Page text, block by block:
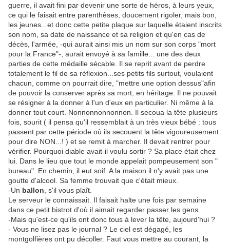
guerre, il avait fini par devenir une sorte de héros, à leurs yeux,
ce qui le faisait entre parenthèses, doucement rigoler, mais bon,
les jeunes...et donc cette petite plaque sur laquelle étaient inscrits
son nom, sa date de naissance et sa religion et qu'en cas de
décès, l'armée, -qui aurait ainsi mis un nom sur son corps "mort
pour la France"-, aurait envoyé à sa famille... une des deux
parties de cette médaille sécable. Il se reprit avant de perdre
totalement le fil de sa réflexion...ses petits fils surtout, voulaient
chacun, comme on pourrait dire, "mettre une option dessus"afin
de pouvoir la conserver après sa mort, en héritage. Il ne pouvait
se résigner à la donner à l'un d'eux en particulier. Ni même à la
donner tout court. Nonnonnonnonnon. Il secoua la tête plusieurs
fois, sourit ( il pensa qu'il ressemblait à un très vieux bébé : tous
passent par cette période où ils secouent la tête vigoureusement
pour dire NON...! ) et se remit à marcher. Il devait rentrer pour
vérifier. Pourquoi diable avait-il voulu sortir ? Sa place était chez
lui. Dans le lieu que tout le monde appelait pompeusement son "
bureau". En chemin, il eut soif. A la maison il n'y avait pas une
goutte d'alcool. Sa femme trouvait que c'était mieux.
-Un ballon , s'il vous plaît.
Le serveur le connaissait. Il faisait halte une fois par semaine
dans ce petit bistrot d'où il aimait regarder passer les gens.
-Mais qu'est-ce qu'ils ont donc tous à lever la tête, aujourd'hui ?
- Vous ne lisez pas le journal ? Le ciel est dégagé, les
montgolfières ont pu décoller. Faut vous mettre au courant, la